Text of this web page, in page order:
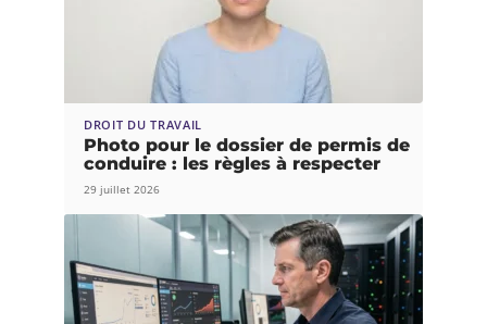
DROIT DU TRAVAIL
Photo pour le dossier de permis de
conduire : les règles à respecter
29 juillet 2026